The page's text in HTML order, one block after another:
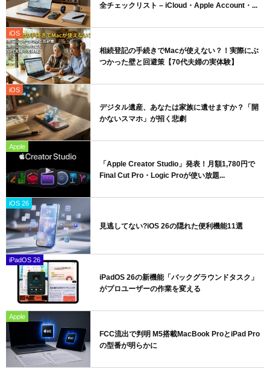
全チェックリスト – iCloud・Apple Account・...
iOS
相続登記の手続きでMacが使えない？！実際にぶ
つかった壁と回避策【70代夫婦の実体験】
iOS
デジタル遺産、あなたは家族に遺せますか？「開
かないスマホ」が招く悲劇
Apple
「Apple Creator Studio」発表！月額1,780円で
Final Cut Pro・Logic Proが使い放題...
iOS 26
見逃してない?iOS 26の隠れた便利機能11選
iPadOS 26
iPadOS 26の新機能「バックグラウンドタスク」
がプロユーザーの作業を変える
Apple
FCC流出で判明 M5搭載MacBook ProとiPad Pro
の型番が明らかに